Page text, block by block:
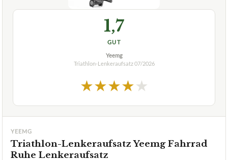
1,7
GUT
Yeemg
Triathlon-Lenkeraufsatz07/2026
★★★★★
YEEMG
Triathlon-Lenkeraufsatz Yeemg Fahrrad
Ruhe Lenkeraufsatz